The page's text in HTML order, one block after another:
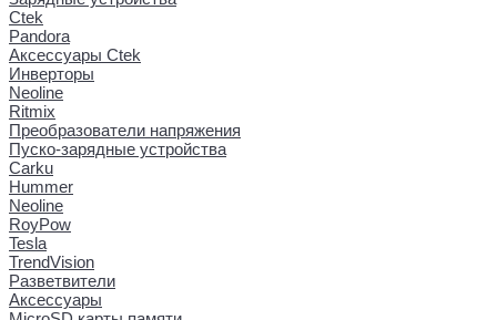
Ctek
Pandora
Аксессуары Ctek
Инверторы
Neoline
Ritmix
Преобразователи напряжения
Пуско-зарядные устройства
Carku
Hummer
Neoline
RoyPow
Tesla
TrendVision
Разветвители
Аксессуары